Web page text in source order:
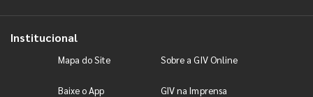
Institucional
Mapa do Site Sobre a GIV Online
Baixe o App GIV na Imprensa